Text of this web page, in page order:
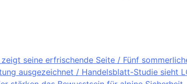
seine erfrischende Seite / Fünf
ausgezeichnet / Handelsblatt-Studie sieht